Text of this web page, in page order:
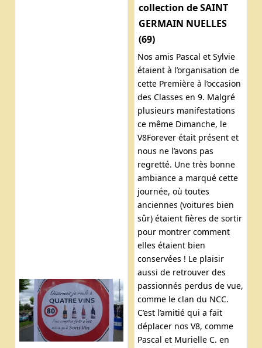
collection de SAINT
GERMAIN NUELLES
(69)
Nos amis Pascal et Sylvie
étaient à l’organisation de
cette Première à l’occasion
des Classes en 9. Malgré
plusieurs manifestations
ce même Dimanche, le
V8Forever était présent et
nous ne l’avons pas
regretté. Une très bonne
ambiance a marqué cette
journée, où toutes
anciennes (voitures bien
sûr) étaient fières de sortir
pour montrer comment
elles étaient bien
conservées ! Le plaisir
aussi de retrouver des
passionnés perdus de vue,
comme le clan du NCC.
C’est l’amitié qui a fait
déplacer nos V8, comme
Pascal et Murielle C. en